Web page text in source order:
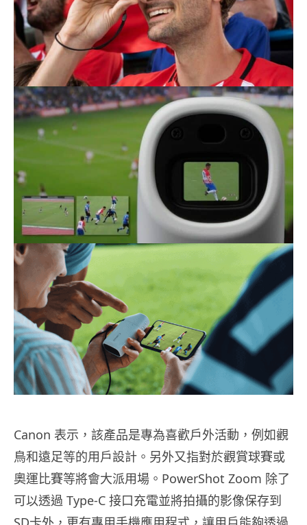
Canon 表示，該產品是專為喜歡戶外活動，例如觀
鳥和遠足等的用戶設計。另外又指對於觀賞球賽或
奧運比賽等將會大派用場。PowerShot Zoom 除了
可以透過 Type-C 接口充電並將拍攝的影像保存到